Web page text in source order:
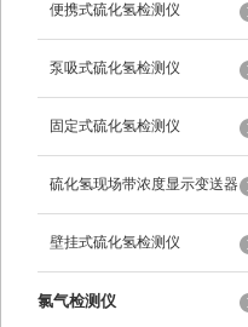
便携式硫化氢检测仪
泵吸式硫化氢检测仪
固定式硫化氢检测仪
硫化氢现场带浓度显示变送器
壁挂式硫化氢检测仪
氯气检测仪